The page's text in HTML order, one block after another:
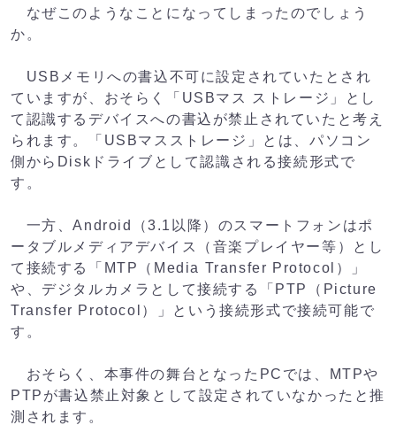
なぜこのようなことになってしまったのでしょう
か。
USBメモリへの書込不可に設定されていたとされ
ていますが、おそらく「USBマス ストレージ」とし
て認識するデバイスへの書込が禁止されていたと考え
られます。「USBマスストレージ」とは、パソコン
側からDiskドライブとして認識される接続形式で
す。
一方、Android（3.1以降）のスマートフォンはポ
ータブルメディアデバイス（音楽プレイヤー等）とし
て接続する「MTP（Media Transfer Protocol）」
や、デジタルカメラとして接続する「PTP（Picture
Transfer Protocol）」という接続形式で接続可能で
す。
おそらく、本事件の舞台となったPCでは、MTPや
PTPが書込禁止対象として設定されていなかったと推
測されます。